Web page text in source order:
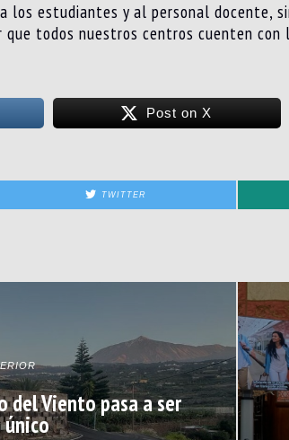
los estudiantes y al personal docente,
todos nuestros centros cuenten
Post on X
TWITTER
del Viento pasa a ser